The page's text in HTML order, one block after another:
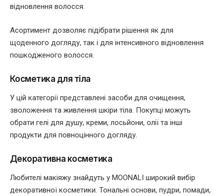
відновлення волосся.
Асортимент дозволяє підібрати рішення як для
щоденного догляду, так і для інтенсивного відновлення
пошкодженого волосся.
Косметика для тіла
У цій категорії представлені засоби для очищення,
зволоження та живлення шкіри тіла. Покупці можуть
обрати гелі для душу, креми, лосьйони, олії та інші
продукти для повноцінного догляду.
Декоративна косметика
Любителі макіяжу знайдуть у MOONALI широкий вибір
декоративної косметики. Тональні основи, пудри, помади,